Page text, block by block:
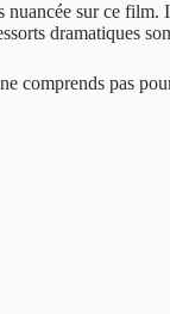
sur ce
dramatiques
comprends pas